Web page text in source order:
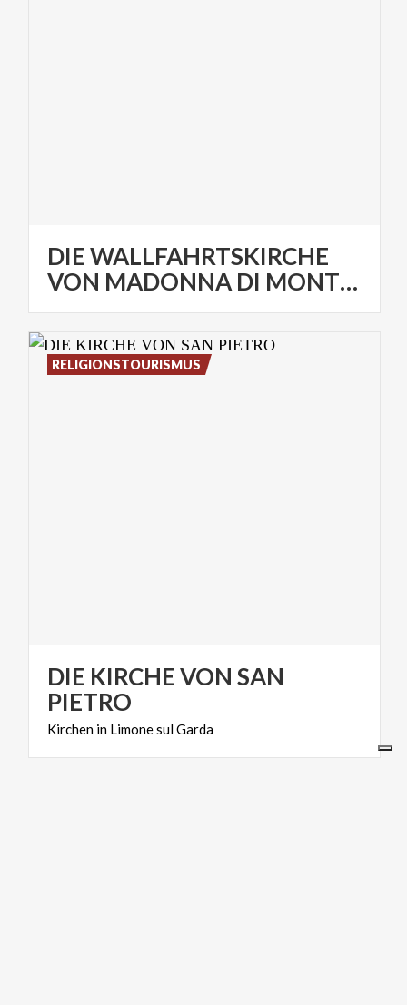
DIE WALLFAHRTSKIRCHE
VON MADONNA DI MONTECASTELLO
DIE KIRCHE VON SAN
PIETRO
Kirchen in LimonesulGarda
RELIGIONSTOURISMUS